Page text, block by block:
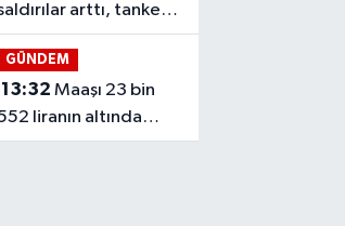
arttı, tanker
düştü
GÜNDEM
13:32 Maaşı 23 bin
liranın altında
fark ödemesi